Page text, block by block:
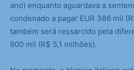
ano) enquanto aguardava a
condenado a pagar EUR 386 mil
também será ressarcido pela
800 mil (R$ 5,1 milhões).